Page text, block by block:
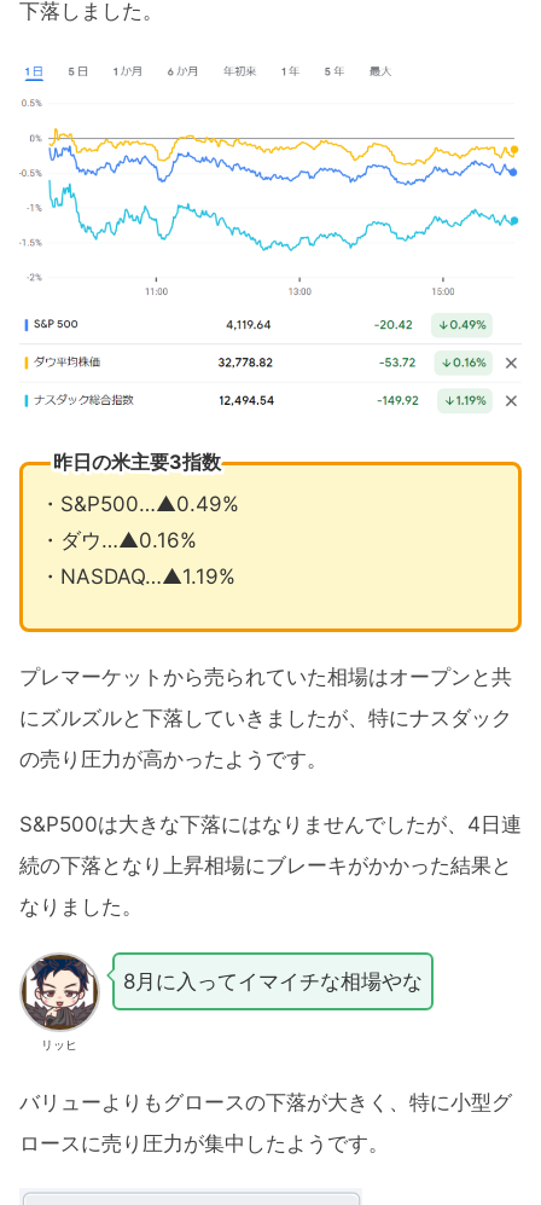
下落しました。
昨日の米主要3指数
・S&P500…▲0.49%
・ダウ…▲0.16%
・NASDAQ…▲1.19%
プレマーケットから売られていた相場はオープンと共
にズルズルと下落していきましたが、特にナスダック
の売り圧力が高かったようです。
S&P500は大きな下落にはなりませんでしたが、4日連
続の下落となり上昇相場にブレーキがかかった結果と
なりました。
リッヒ
8月に入ってイマイチな相場やな
バリューよりもグロースの下落が大きく、特に小型グ
ロースに売り圧力が集中したようです。